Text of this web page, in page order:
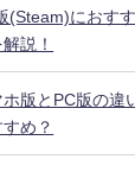
(Steam)におす
説！
ホ版とPC版の違
め？